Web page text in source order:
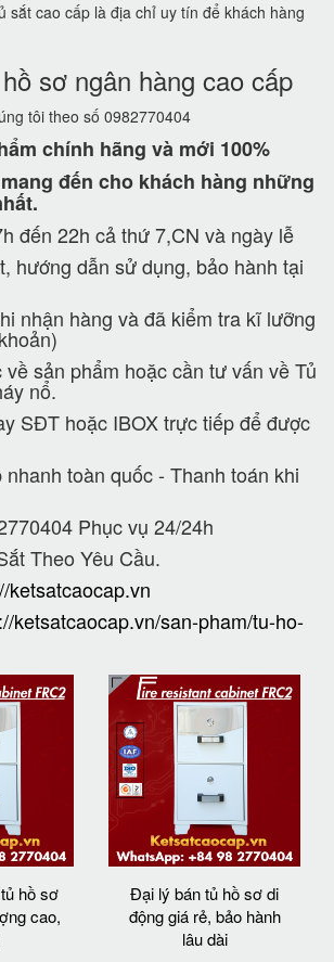
sắt cao cấp là địa chỉ uy tín để khách hàng
sơ ngân hàng cao cấp
tôi theo số 0982770404
chính hãng và mới 100%
đến cho khách hàng những
đến 22h cả thứ 7,CN và ngày lễ
hướng dẫn sử dụng, bảo hành tại
nhận hàng và đã kiểm tra kĩ lưỡng
về sản phẩm hoặc cần tư vấn về Tủ
nổ.
SĐT hoặc IBOX trực tiếp để được
toàn quốc - Thanh toán khi
Phục vụ 24/24h
Theo Yêu Cầu.
ketsatcaocap.vn
ketsatcaocap.vn/san-pham/tu-ho-
hồ sơ
cao,
Đại lý bán tủ hồ sơ di
động giá rẻ, bảo hành
lâu dài